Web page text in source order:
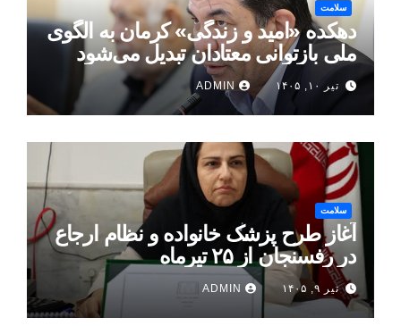
سلامت
دهکده «امید و زندگی» کرمان به الگوی
ملی بازتوانی معتادان تبدیل می‌شود
تیر ۱۰, ۱۴۰۵ ADMIN
سلامت
آغاز طرح پزشک خانواده و نظام ارجاع
در رفسنجان از ۲۵ تیرماه
تیر ۹, ۱۴۰۵ ADMIN